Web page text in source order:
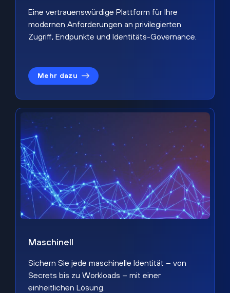
Eine vertrauenswürdige Plattform für Ihre
modernen Anforderungen an privilegierten
Zugriff, Endpunkte und Identitäts-Governance.
Mehr dazu
Maschinell
Sichern Sie jede maschinelle Identität – von
Secrets bis zu Workloads – mit einer
einheitlichen Lösung.